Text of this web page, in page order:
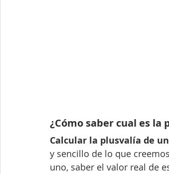
¿Cómo saber cual es
Calcular la plusvalía de
y sencillo de lo que
uno, saber el valor real de